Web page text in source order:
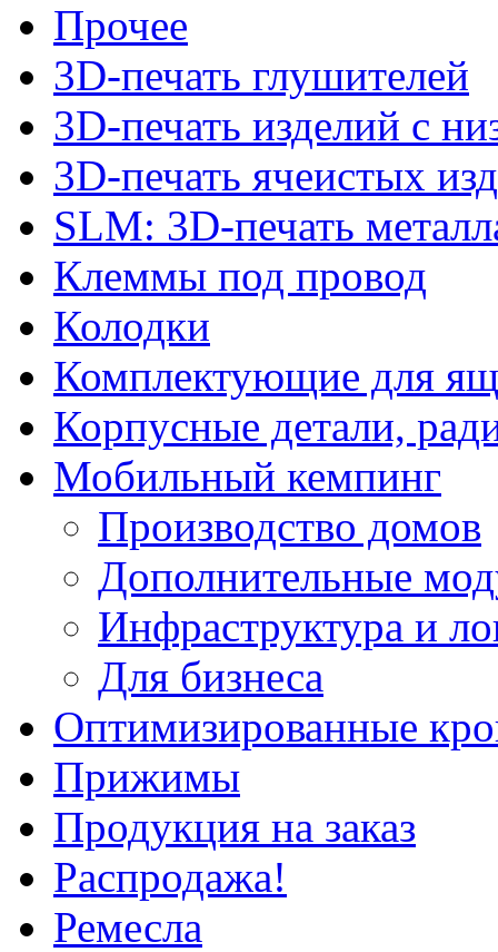
Прочее
3D-печать глушителей
3D-печать изделий с
3D-печать ячеистых
SLM: 3D-печать
Клеммы под провод
Колодки
Комплектующие для
Корпусные детали,
Мобильный кемпинг
Производство домов
Дополнительные
Инфраструктура и
Для бизнеса
Оптимизированные
Прижимы
Продукция на заказ
Распродажа!
Ремесла